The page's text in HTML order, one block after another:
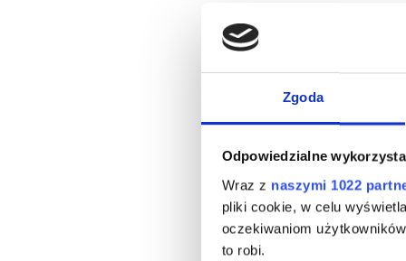
Zgoda
Odpowiedzialne
Wraz z naszymi 1022
pliki cookie, w celu
oczekiwaniom
to robi.